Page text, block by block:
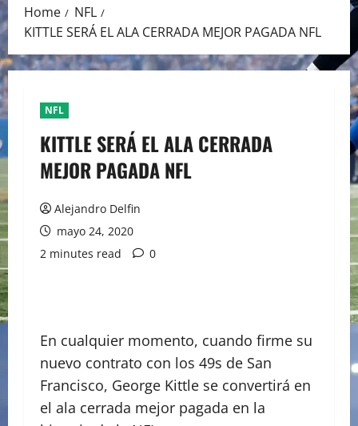
Home
NFL
KITTLE SERÁ EL ALA CERRADA MEJOR PAGADA NFL
NFL
KITTLE SERÁ EL ALA CERRADA
MEJOR PAGADA NFL
Alejandro Delfin
mayo 24, 2020
2 minutes read
0
En cualquier momento, cuando firme su
nuevo contrato con los 49s de San
Francisco, George Kittle se convertirá en
el ala cerrada mejor pagada en la